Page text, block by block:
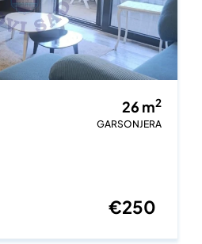
26 m2
GARSONJERA
€250